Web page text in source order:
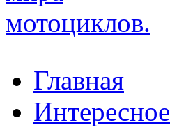
Главная
Интересное